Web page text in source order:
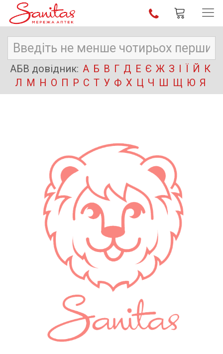
АБВ довідник: А Б В Г Д Е Є Ж З І Ї Й К
Л М Н О П Р С Т У Ф Х Ц Ч Ш Щ Ю Я